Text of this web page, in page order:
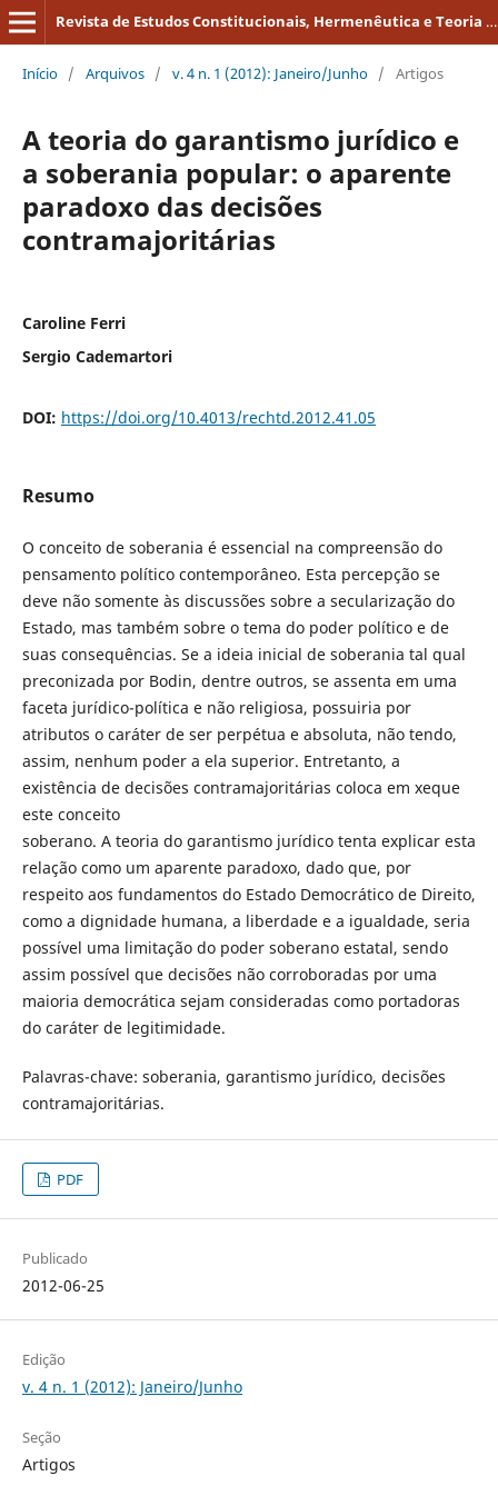
Revista de Estudos Constitucionais, Hermenêutica e Teoria do Direito
Início / Arquivos / v. 4 n. 1 (2012): Janeiro/Junho / Artigos
A teoria do garantismo jurídico e
a soberania popular: o aparente
paradoxo das decisões
contramajoritárias
Caroline Ferri
Sergio Cademartori
DOI: https://doi.org/10.4013/rechtd.2012.41.05
Resumo
O conceito de soberania é essencial na compreensão do
pensamento político contemporâneo. Esta percepção se
deve não somente às discussões sobre a secularização do
Estado, mas também sobre o tema do poder político e de
suas consequências. Se a ideia inicial de soberania tal qual
preconizada por Bodin, dentre outros, se assenta em uma
faceta jurídico-política e não religiosa, possuiria por
atributos o caráter de ser perpétua e absoluta, não tendo,
assim, nenhum poder a ela superior. Entretanto, a
existência de decisões contramajoritárias coloca em xeque
este conceito
soberano. A teoria do garantismo jurídico tenta explicar esta
relação como um aparente paradoxo, dado que, por
respeito aos fundamentos do Estado Democrático de Direito,
como a dignidade humana, a liberdade e a igualdade, seria
possível uma limitação do poder soberano estatal, sendo
assim possível que decisões não corroboradas por uma
maioria democrática sejam consideradas como portadoras
do caráter de legitimidade.
Palavras-chave: soberania, garantismo jurídico, decisões
contramajoritárias.
PDF
Publicado
2012-06-25
Edição
v. 4 n. 1 (2012): Janeiro/Junho
Seção
Artigos